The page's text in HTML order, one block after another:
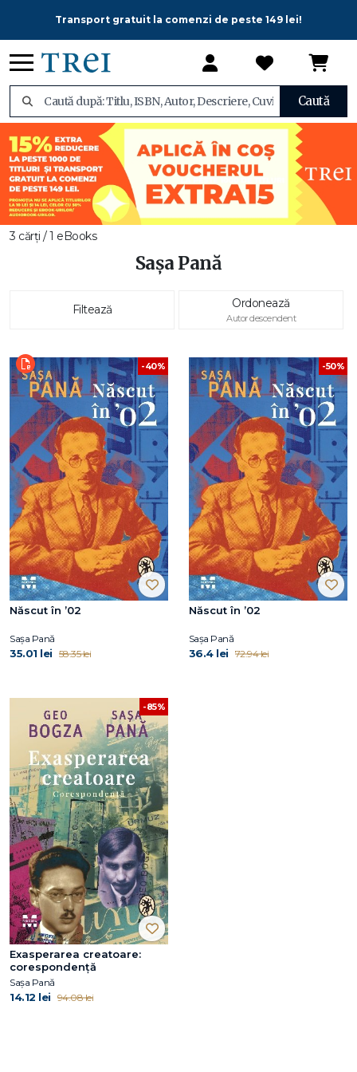
Transport gratuit la comenzi de peste 149 lei!
Caută
3 cărți / 1 eBooks
Sașa Pană
Filtează Ordonează
Autor descendent
-40%
Născut în ’02
Sașa Pană
35.01 lei 58.35 lei
-50%
Născut în ’02
Sașa Pană
36.4 lei 72.94 lei
-85%
Exasperarea creatoare:
corespondență
Sașa Pană
14.12 lei 94.08 lei